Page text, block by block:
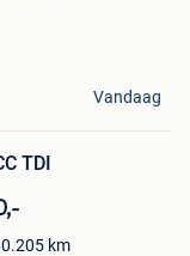
Vandaag
TDI
km